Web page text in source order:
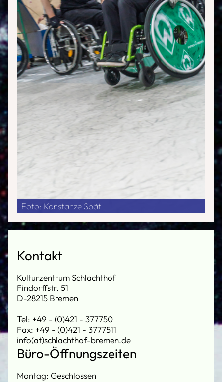
Foto: Konstanze Spät
Kontakt
Kulturzentrum Schlachthof
Findorffstr. 51
D-28215 Bremen
Tel: +49 - (0)421 - 377750
Fax: +49 - (0)421 - 3777511
info(at)schlachthof-bremen.de
Büro-Öffnungszeiten
Montag: Geschlossen